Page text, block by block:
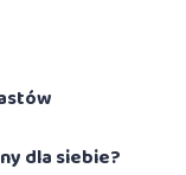
dla siebie?